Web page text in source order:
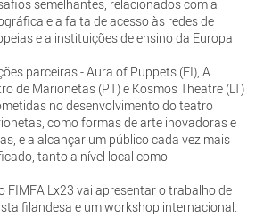
semelhantes, relacionados com a
e a falta de acesso às redes de
e a instituições de ensino da Europa
parceiras - Aura of Puppets (FI), A
de Marionetas (PT) e Kosmos Theatre (LT)
no desenvolvimento do teatro
como formas de arte inovadoras e
e a alcançar um público cada vez mais
tanto a nível local como
FIMFA Lx23 vai apresentar o trabalho de
filandesa e umworkshop internacional.